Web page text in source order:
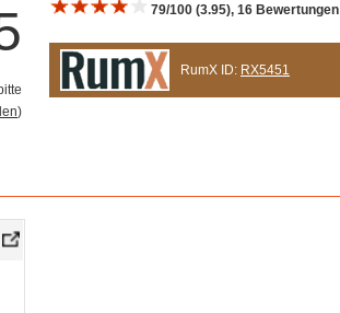
)
79/100 (3.95), 16 Bewertungen
RumX ID: RX5451